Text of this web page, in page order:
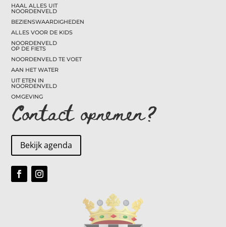
HAAL ALLES UIT
NOORDENVELD
BEZIENSWAARDIGHEDEN
ALLES VOOR DE KIDS
NOORDENVELD
OP DE FIETS
NOORDENVELD TE VOET
AAN HET WATER
UIT ETEN IN
NOORDENVELD
OMGEVING
Contact opnemen?
Bekijk agenda